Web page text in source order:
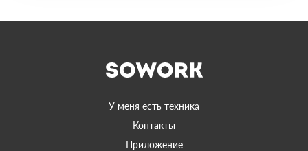
У меня есть техника
Контакты
Приложение